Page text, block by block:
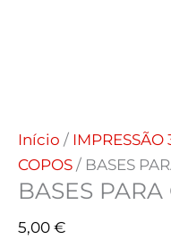
Início / IMPRESSÃO
COPOS / BASES
BASES
5,00 €